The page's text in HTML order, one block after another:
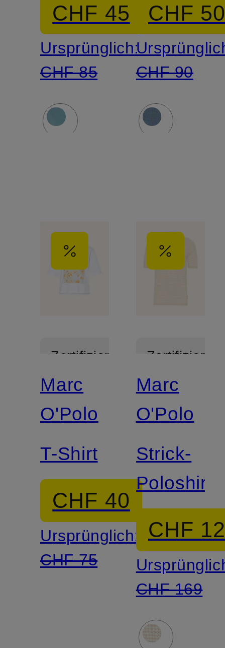
CHF 45
Ursprünglich:
CHF 85
CHF
CHF 90
Zertifiziert
Marc
O'Polo
T-Shirt
CHF 40
Ursprünglich:
CHF 75
Zertifiziert
Marc
O'Polo
Strick-
Poloshirt
CHF
CHF 169